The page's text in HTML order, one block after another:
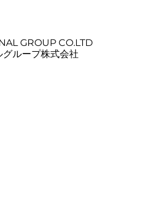
GROUP CO.LTD
ループ株式会社